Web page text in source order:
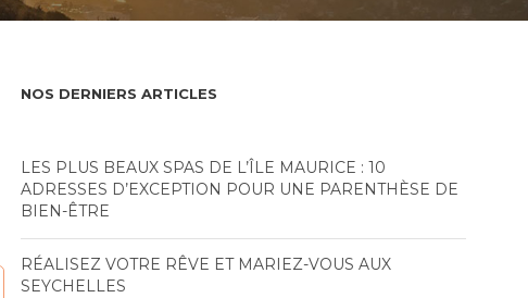
NOS DERNIERS ARTICLES
LES PLUS BEAUX SPAS DE L’ÎLE MAURICE : 10
ADRESSES D’EXCEPTION POUR UNE PARENTHÈSE DE
BIEN-ÊTRE
RÉALISEZ VOTRE RÊVE ET MARIEZ-VOUS AUX
SEYCHELLES